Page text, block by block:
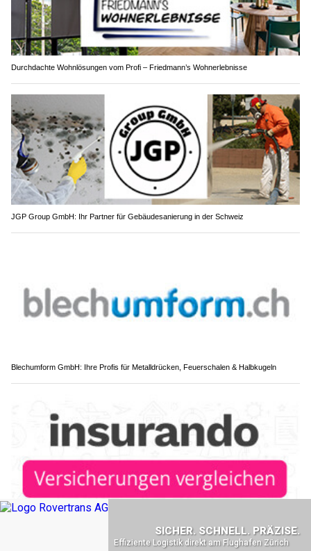
Durchdachte Wohnlösungen vom Profi – Friedmann’s Wohnerlebnisse
JGP Group GmbH: Ihr Partner für Gebäudesanierung in der Schweiz
Blechumform GmbH: Ihre Profis für Metalldrücken, Feuerschalen & Halbkugeln
insurando.ch: Passende Versicherungen finden – einfach und transparent